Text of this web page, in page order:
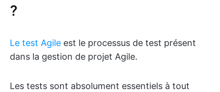
?
Le test Agile est le processus de test présent
dans la gestion de projet Agile.
Les tests sont absolument essentiels à tout